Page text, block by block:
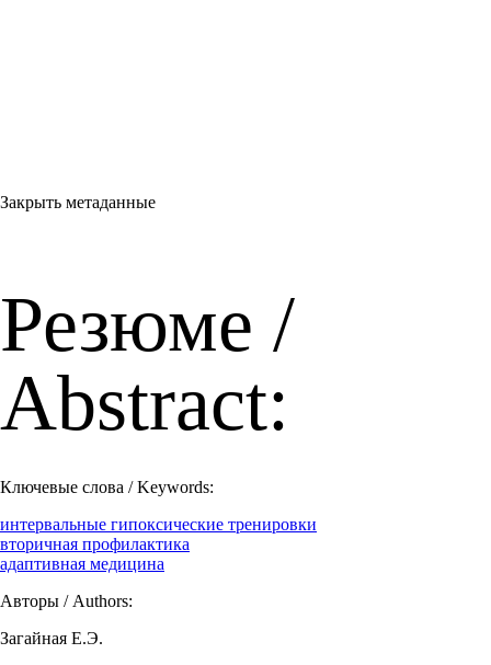
Закрыть метаданные
Резюме /
Abstract:
Ключевые слова / Keywords:
интервальные гипоксические тренировки
вторичная профилактика
адаптивная медицина
Авторы / Authors:
Загайная Е.Э.